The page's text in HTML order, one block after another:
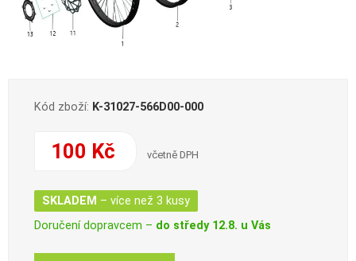
Kód zboží: K-31027-566D00-000
100 Kč včetně DPH
SKLADEM – více než 3 kusy
Doručení dopravcem – do středy 12.8. u Vás